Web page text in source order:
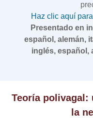
Haz clic aquí
Presentado en
español, alemán,
inglés, español,
Teoría polivagal:
la